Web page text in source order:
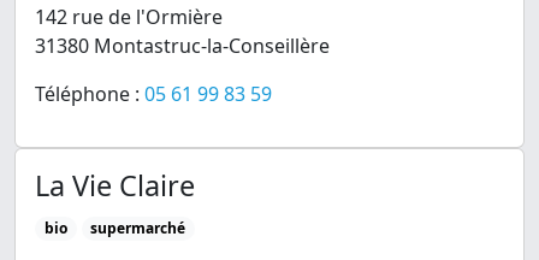
142 rue de l'Ormière
31380 Montastruc-la-Conseillère
Téléphone : 05 61 99 83 59
La Vie Claire
bio supermarché